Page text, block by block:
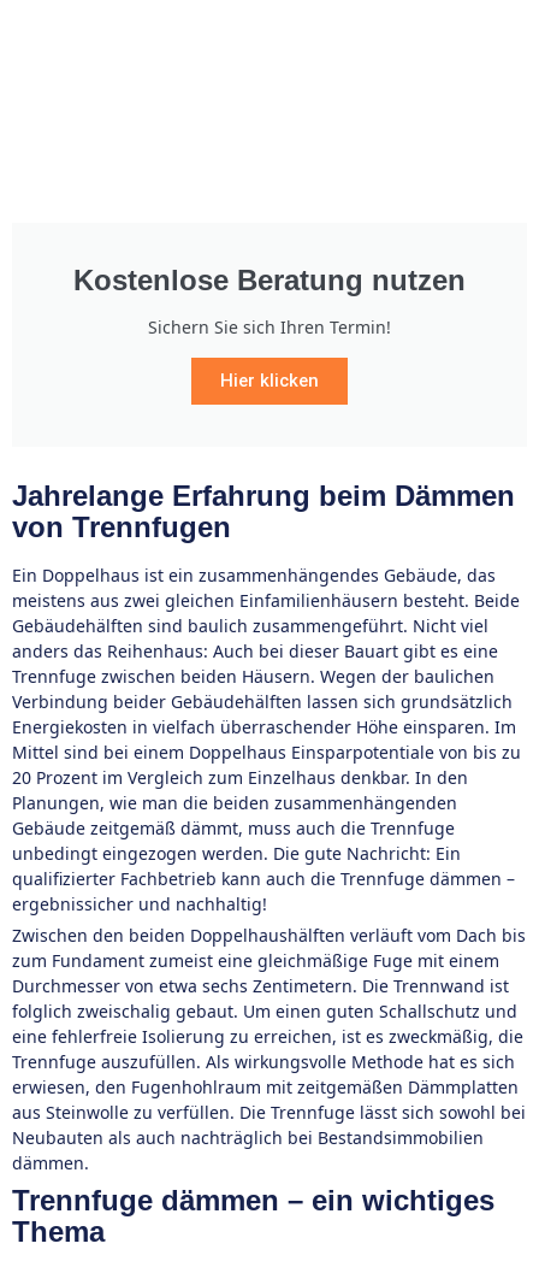
Kostenlose Beratung nutzen
Sichern Sie sich Ihren Termin!
Hier klicken
Jahrelange Erfahrung beim Dämmen
von Trennfugen
Ein Doppelhaus ist ein zusammenhängendes Gebäude, das
meistens aus zwei gleichen Einfamilienhäusern besteht. Beide
Gebäudehälften sind baulich zusammengeführt. Nicht viel
anders das Reihenhaus: Auch bei dieser Bauart gibt es eine
Trennfuge zwischen beiden Häusern. Wegen der baulichen
Verbindung beider Gebäudehälften lassen sich grundsätzlich
Energiekosten in vielfach überraschender Höhe einsparen. Im
Mittel sind bei einem Doppelhaus Einsparpotentiale von bis zu
20 Prozent im Vergleich zum Einzelhaus denkbar. In den
Planungen, wie man die beiden zusammenhängenden
Gebäude zeitgemäß dämmt, muss auch die Trennfuge
unbedingt eingezogen werden. Die gute Nachricht: Ein
qualifizierter Fachbetrieb kann auch die Trennfuge dämmen –
ergebnissicher und nachhaltig!
Zwischen den beiden Doppelhaushälften verläuft vom Dach bis
zum Fundament zumeist eine gleichmäßige Fuge mit einem
Durchmesser von etwa sechs Zentimetern. Die Trennwand ist
folglich zweischalig gebaut. Um einen guten Schallschutz und
eine fehlerfreie Isolierung zu erreichen, ist es zweckmäßig, die
Trennfuge auszufüllen. Als wirkungsvolle Methode hat es sich
erwiesen, den Fugenhohlraum mit zeitgemäßen Dämmplatten
aus Steinwolle zu verfüllen. Die Trennfuge lässt sich sowohl bei
Neubauten als auch nachträglich bei Bestandsimmobilien
dämmen.
Trennfuge dämmen – ein wichtiges
Thema